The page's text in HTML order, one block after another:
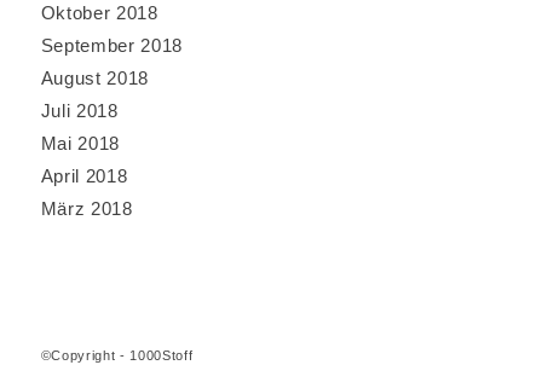
Oktober 2018
September 2018
August 2018
Juli 2018
Mai 2018
April 2018
März 2018
©Copyright - 1000Stoff